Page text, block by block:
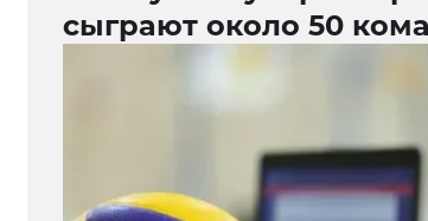
сыграют около 50